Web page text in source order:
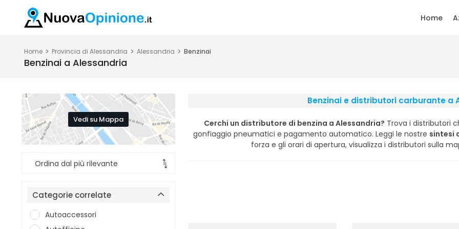
Home
Home Provincia di Alessandria Alessandria Benzinai
Benzinai a Alessandria
Vedi su Mappa
Categorie correlate
Autoaccessori
Benzinai e distributori carburante a
Cerchi un distributore di benzina a Alessandria? Trova i distributori
gonfiaggio pneumatici e pagamento automatico. Leggi le nostre sintesi
forza e gli orari di apertura, visualizza i distributori sulla